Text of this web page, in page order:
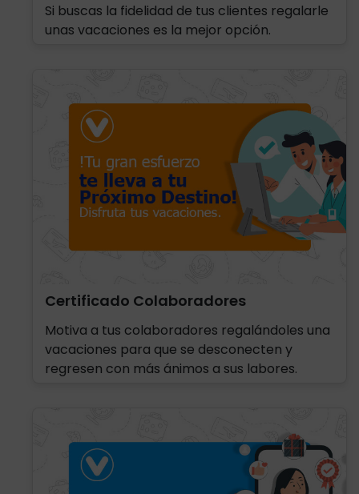
Si buscas la fidelidad de tus clientes regalarle
unas vacaciones es la mejor opción.
Certificado Colaboradores
Motiva a tus colaboradores regalándoles una
vacaciones para que se desconecten y
regresen con más ánimos a sus labores.